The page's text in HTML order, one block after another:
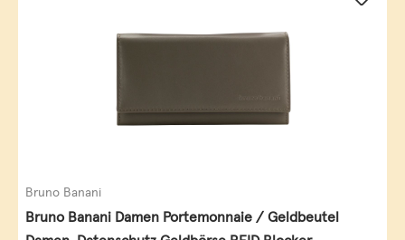
Bruno Banani
Bruno Banani Damen Portemonnaie / Geldbeutel